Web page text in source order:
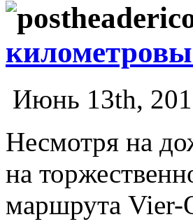
Июнь 13th,
Несмотря на
на
маршрута Vier-